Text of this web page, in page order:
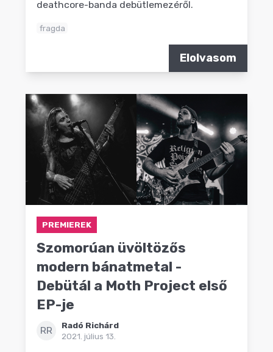
deathcore-banda debütlemezéről.
fragda
Elolvasom
PREMIEREK
Szomorúan üvöltözős
modern bánatmetal -
Debütál a Moth Project első
EP-je
RR
Radó Richárd
2021. július 13.